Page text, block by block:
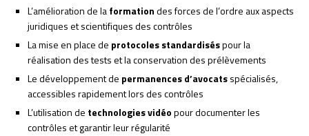
L’amélioration de laformationdes forces de l’ordre aux aspects
juridiques et scientifiques des contrôles
La mise en place de protocoles standardiséspour la
réalisation des tests et la conservation des prélèvements
Le développement de permanences d’avocatsspécialisés,
accessibles rapidement lors des contrôles
L’utilisation de technologies vidéopour documenter les
contrôles et garantir leur régularité